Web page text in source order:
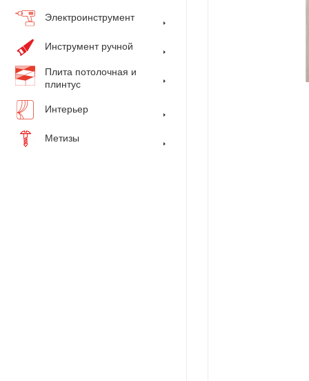
Электроинструмент
Инструмент ручной
Плита потолочная и
плинтус
Интерьер
Метизы